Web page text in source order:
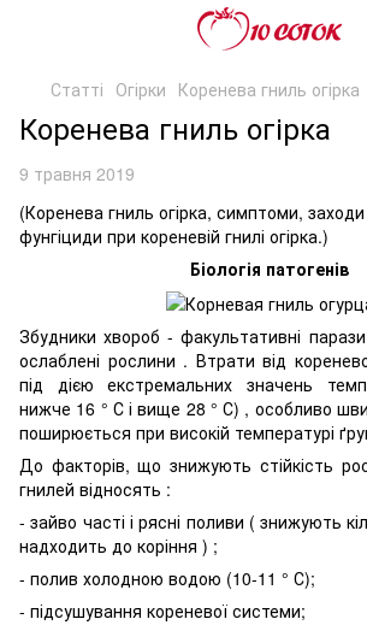
Статті Огірки Коренева гниль огірка
Коренева гниль огірка
9 травня 2019
(Коренева гниль огірка, симптоми,
фунгіциди при кореневій гнилі огірка.)
Біологія патогенів
Збудники хвороб - факультативні
ослаблені рослини . Втрати від
під дією екстремальних значень
нижче 16 ° С і вище 28 ° С) , особливо
поширюється при високій температурі
До факторів, що знижують стійкість
гнилей відносять :
- зайво часті і рясні поливи ( знижують
надходить до коріння ) ;
- полив холодною водою (10-11 ° С);
- підсушування кореневої системи;